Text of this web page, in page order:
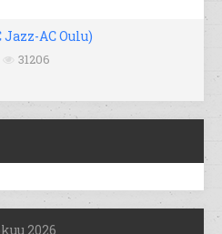
Jazz-AC Oulu)
31206
2026